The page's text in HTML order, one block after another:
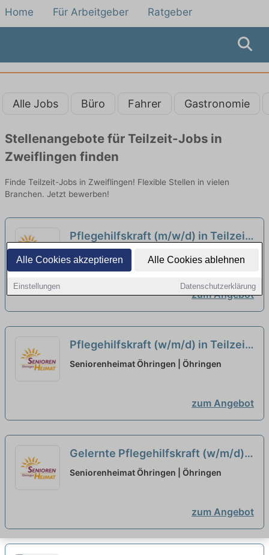
Alle Cookies akzeptieren Alle Cookies ablehnen
Einstellungen Datenschutzerklärung
Home Für Arbeitgeber Ratgeber
Alle Jobs Büro Fahrer Gastronomie
Stellenangebote für Teilzeit-Jobs in
Zweiflingen finden
Finde Teilzeit-Jobs in Zweiflingen! Flexible Stellen in vielen
Branchen. Jetzt bewerben!
Pflegehilfskraft (m/w/d) in Teilzeit
- Sichere Dir jetzt Deinen
Arbeitsplatz in einem herzlichen
HSH Hohenloher Seniorenhilfe | Öhringen
zum Angebot
Pflegehilfskraft (w/m/d) in Teilzeit
(max. 70%) - Verstärken Sie unser
Seniorenheimat Öhringen | Öhringen
zum Angebot
Gelernte Pflegehilfskraft (w/m/d)
in Teilzeit (max. 70%) - Verstärken
Seniorenheimat Öhringen | Öhringen
zum Angebot